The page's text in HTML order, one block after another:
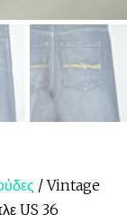
/ Vintage
US 36